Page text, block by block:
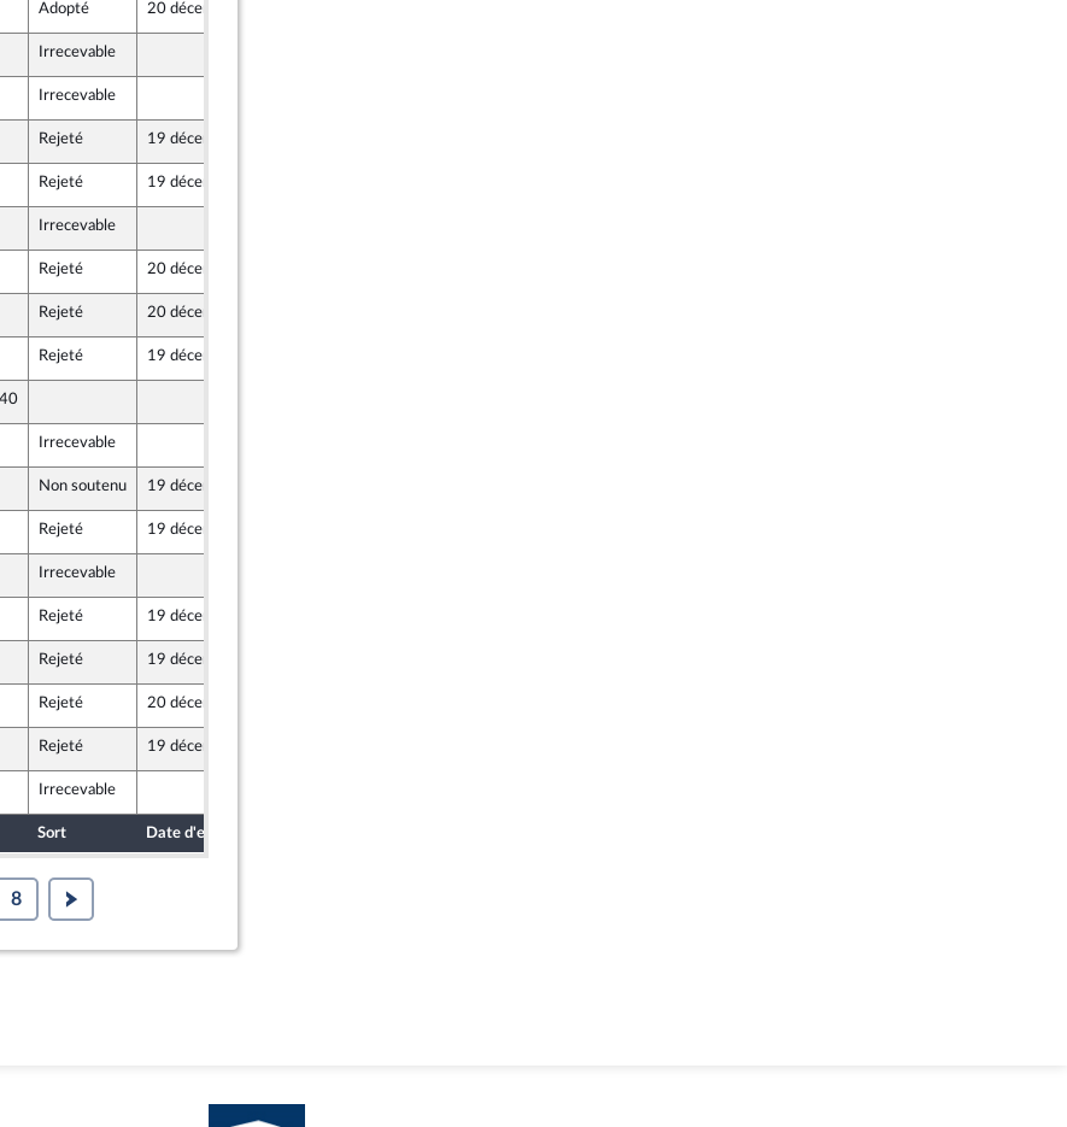
Adopté 20 décembre 2018
Irrecevable
Irrecevable
Rejeté 19 décembre 2018
Rejeté 19 décembre 2018
Irrecevable
Rejeté 20 décembre 2018
Rejeté 20 décembre 2018
Rejeté 19 décembre 2018
Irrecevable
Non soutenu 19 décembre 2018
Rejeté 19 décembre 2018
Irrecevable
Rejeté 19 décembre 2018
Rejeté 19 décembre 2018
Rejeté 20 décembre 2018
Rejeté 19 décembre 2018
Irrecevable
Sort Date d'examen
8